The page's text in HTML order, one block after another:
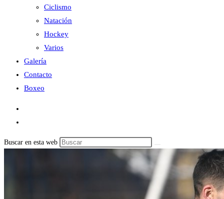
Ciclismo
Natación
Hockey
Varios
Galería
Contacto
Boxeo
Buscar en esta web